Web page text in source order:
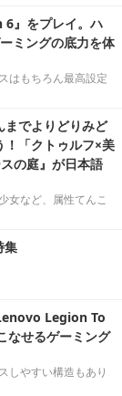
』をプレイ。ハ
ミングの底力を体
はもちろん最高設定
までよりどりみど
！「クトゥルフ×美
の庭』が日本語
女など、属性てんこ
集
Legion To
なせるゲーミング
しやすい構造もあり